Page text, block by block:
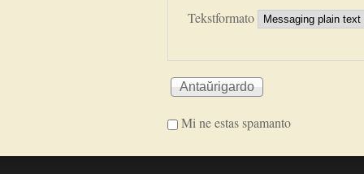
Tekstformato
Mi ne estas spamanto